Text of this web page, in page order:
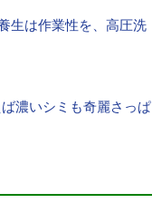
生は作業性を、高圧洗
濃いシミも奇麗さっぱ